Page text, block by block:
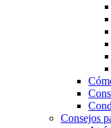
Consejos